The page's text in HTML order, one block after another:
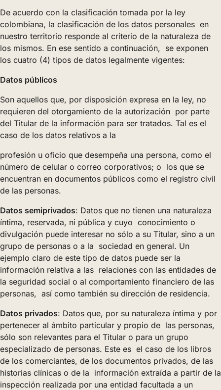
De acuerdo con la clasificación tomada por la ley
colombiana, la clasificación de los datos personales en
nuestro territorio responde al criterio de la naturaleza de
los mismos. En ese sentido a continuación, se exponen
los cuatro (4) tipos de datos legalmente vigentes:
Datos públicos
Son aquellos que, por disposición expresa en la ley, no
requieren del otorgamiento de la autorización por parte
del Titular de la información para ser tratados. Tal es el
caso de los datos relativos a la
profesión u oficio que desempeña una persona, como el
número de celular o correo corporativos; o los que se
encuentran en documentos públicos como el registro civil
de las personas.
Datos semiprivados: Datos que no tienen una naturaleza
íntima, reservada, ni pública y cuyo conocimiento o
divulgación puede interesar no sólo a su Titular, sino a un
grupo de personas o a la sociedad en general. Un
ejemplo claro de este tipo de datos puede ser la
información relativa a las relaciones con las entidades de
la seguridad social o al comportamiento financiero de las
personas, así como también su dirección de residencia.
Datos privados: Datos que, por su naturaleza íntima y por
pertenecer al ámbito particular y propio de las personas,
sólo son relevantes para el Titular o para un grupo
especializado de personas. Este es el caso de los libros
de los comerciantes, de los documentos privados, de las
historias clínicas o de la información extraída a partir de la
inspección realizada por una entidad facultada a un